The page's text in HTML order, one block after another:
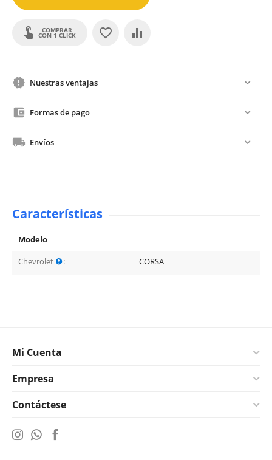
COMPRAR
CON 1 CLICK
Nuestras ventajas
Formas de pago
Envíos
Características
Modelo
Chevrolet
: CORSA
Mi Cuenta
Empresa
Contáctese